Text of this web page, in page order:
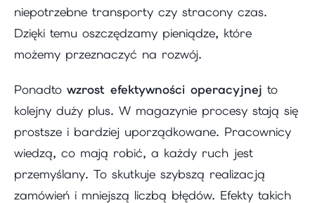
niepotrzebne transporty czy stracony czas.
Dzięki temu oszczędzamy pieniądze, które
możemy przeznaczyć na rozwój.
Ponadto wzrost efektywności operacyjnej to
kolejny duży plus. W magazynie procesy stają się
prostsze i bardziej uporządkowane. Pracownicy
wiedzą, co mają robić, a każdy ruch jest
przemyślany. To skutkuje szybszą realizacją
zamówień i mniejszą liczbą błędów. Efekty takich